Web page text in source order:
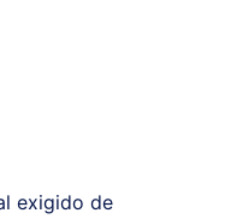
exigido de